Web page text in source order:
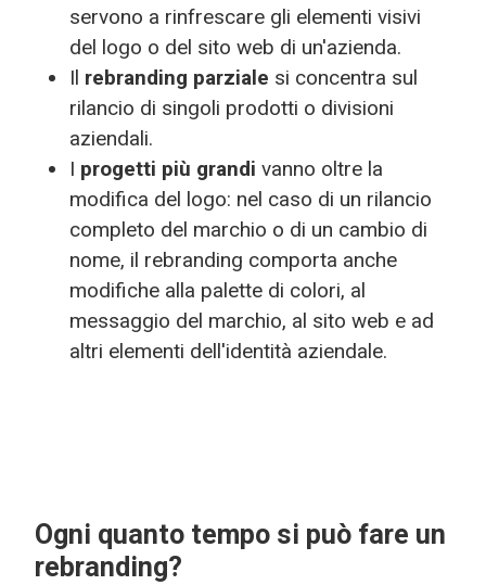
servono a rinfrescare gli elementi visivi
del logo o del sito web di un'azienda.
Il rebranding parziale si concentra sul
rilancio di singoli prodotti o divisioni
aziendali.
I progetti più grandi vanno oltre la
modifica del logo: nel caso di un rilancio
completo del marchio o di un cambio di
nome, il rebranding comporta anche
modifiche alla palette di colori, al
messaggio del marchio, al sito web e ad
altri elementi dell'identità aziendale.
Ogni quanto tempo si può fare un
rebranding?